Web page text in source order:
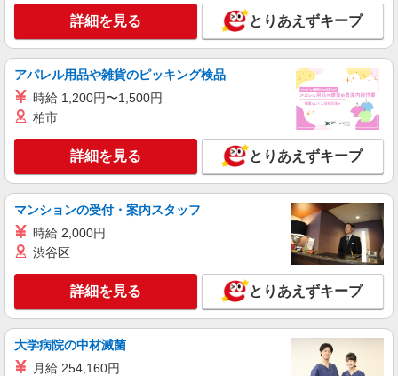
詳細を見る とりあえずキープ
アパレル用品や雑貨のピッキング検品
時給 1,200円〜1,500円
柏市
詳細を見る とりあえずキープ
マンションの受付・案内スタッフ
時給 2,000円
渋谷区
詳細を見る とりあえずキープ
大学病院の中材滅菌
月給 254,160円